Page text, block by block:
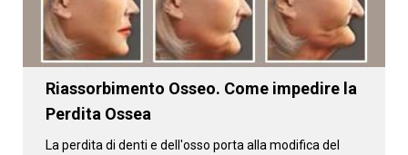
Riassorbimento Osseo. Come impedire la
Perdita Ossea
La perdita di denti e dell'osso porta alla modifica del